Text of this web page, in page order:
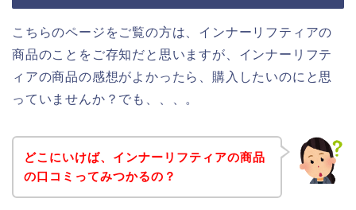
こちらのページをご覧の方は、インナーリフティアの
商品のことをご存知だと思いますが、インナーリフテ
ィアの商品の感想がよかったら、購入したいのにと思
っていませんか？でも、、、。
どこにいけば、インナーリフティアの商品
の口コミってみつかるの？